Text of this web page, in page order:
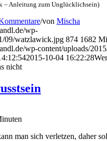
– Anlei­tung zum Unglücklichsein)
/von Mischa
wp-
09/watzlawick.jpg 874 1682
wp-content/uploads/
2015-10-04 16:22:28
nicht
man sich ver­let­zen, daher